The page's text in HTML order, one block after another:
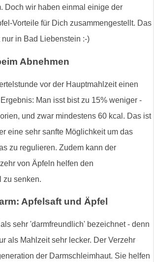
Doch wir haben einmal einige der
Vorteile für Dich zusammengestellt. Das
in Bad Liebenstein :-)
Abnehmen
vor der Hauptmahlzeit einen
Man isst bist zu 15% weniger -
und zwar mindestens 60 kcal. Das ist
eine sehr sanfte Möglichkeit um das
zu regulieren. Zudem kann der
von Äpfeln helfen den
zu senken.
Apfelsaft und Äpfel
sehr 'darmfreundlich' bezeichnet - denn
als Mahlzeit sehr lecker. Der Verzehr
der Darmschleimhaut. Sie helfen